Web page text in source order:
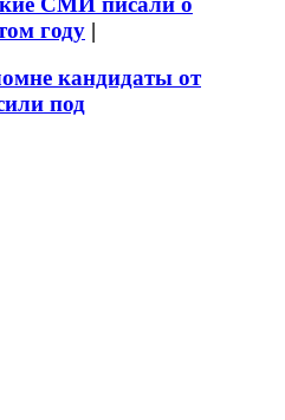
году |
кандидаты от
под